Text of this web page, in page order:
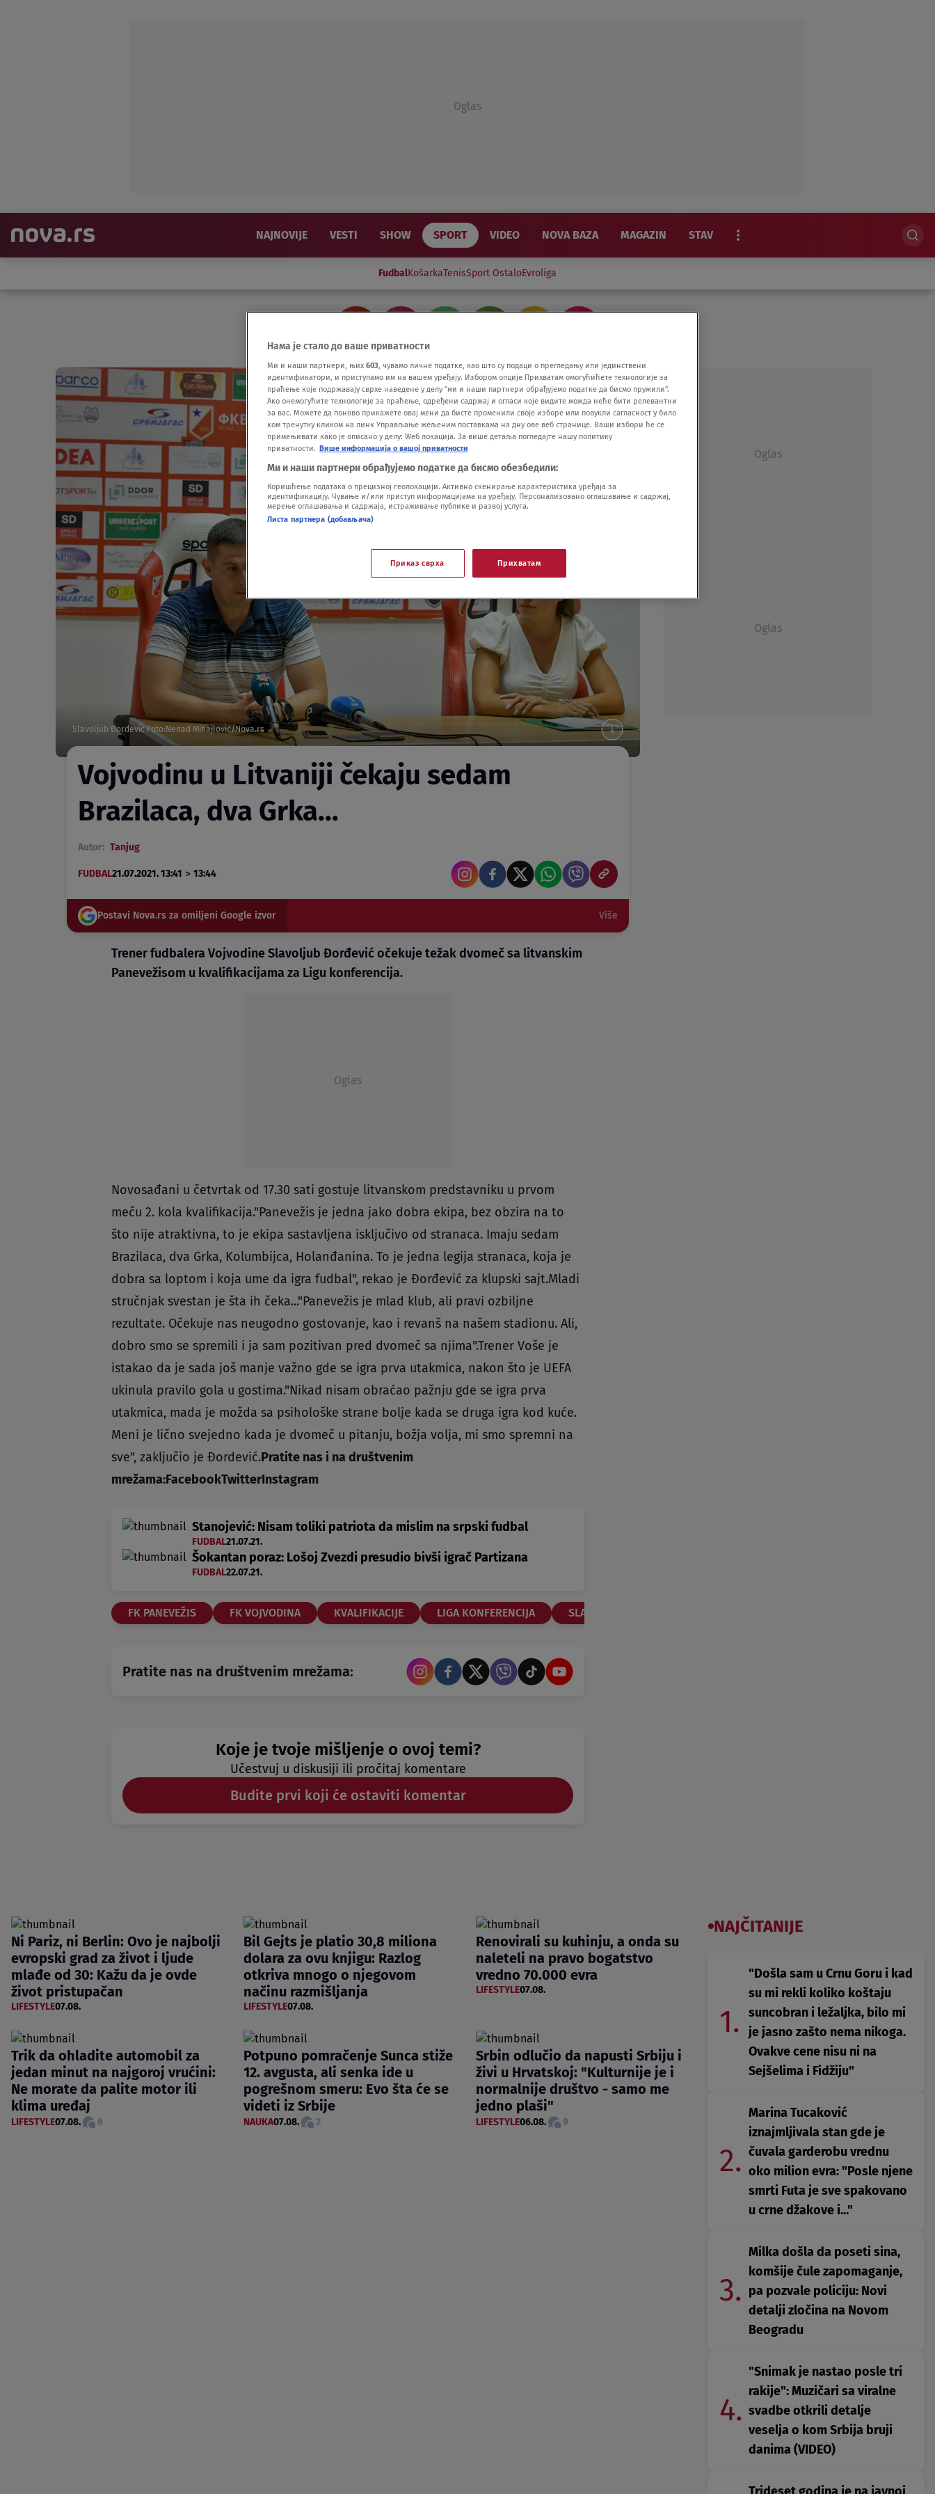
Oglas
NAJNOVIJE VESTI SHOW SPORT VIDEO NOVA BAZA MAGAZIN STAV
FudbalKošarkaTenisSport OstaloEvroliga
Slavoljub Đorđević Foto:Nenad Mihajlović/Nova.rs
Vojvodinu u Litvaniji čekaju sedam
Brazilaca, dva Grka...
Autor: Tanjug
FUDBAL21.07.2021. 13:41 > 13:44
Postavi Nova.rs za omiljeni Google izvor Više
Trener fudbalera Vojvodine Slavoljub Ðorđević očekuje težak dvomeč sa litvanskim
Panevežisom u kvalifikacijama za Ligu konferencija.
Oglas
Novosađani u četvrtak od 17.30 sati gostuje litvanskom predstavniku u prvom
meču 2. kola kvalifikacija."Panevežis je jedna jako dobra ekipa, bez obzira na to
što nije atraktivna, to je ekipa sastavljena isključivo od stranaca. Imaju sedam
Brazilaca, dva Grka, Kolumbijca, Holanđanina. To je jedna legija stranaca, koja je
dobra sa loptom i koja ume da igra fudbal", rekao je Ðorđević za klupski sajt.Mladi
stručnjak svestan je šta ih čeka..."Panevežis je mlad klub, ali pravi ozbiljne
rezultate. Očekuje nas neugodno gostovanje, kao i revanš na našem stadionu. Ali,
dobro smo se spremili i ja sam pozitivan pred dvomeč sa njima".Trener Voše je
istakao da je sada još manje važno gde se igra prva utakmica, nakon što je UEFA
ukinula pravilo gola u gostima."Nikad nisam obraćao pažnju gde se igra prva
utakmica, mada je možda sa psihološke strane bolje kada se druga igra kod kuće.
Meni je lično svejedno kada je dvomeč u pitanju, božja volja, mi smo spremni na
sve", zaključio je Ðordević.Pratite nas i na društvenim
mrežama:FacebookTwitterInstagram
Stanojević: Nisam toliki patriota da mislim na srpski fudbal
FUDBAL21.07.21.
Šokantan poraz: Lošoj Zvezdi presudio bivši igrač Partizana
FUDBAL22.07.21.
FK PANEVEŽIS FK VOJVODINA KVALIFIKACIJE LIGA KONFERENCIJA SLAVOLJUB ÐORĐEVIĆ
Pratite nas na društvenim mrežama:
Koje je tvoje mišljenje o ovoj temi?
Učestvuj u diskusiji ili pročitaj komentare
Budite prvi koji će ostaviti komentar
Oglas
Oglas
Ni Pariz, ni Berlin: Ovo je najbolji
evropski grad za život i ljude
mlađe od 30: Kažu da je ovde
život pristupačan
LIFESTYLE07.08.
Bil Gejts je platio 30,8 miliona
dolara za ovu knjigu: Razlog
otkriva mnogo o njegovom
načinu razmišljanja
LIFESTYLE07.08.
Renovirali su kuhinju, a onda su
naleteli na pravo bogatstvo
vredno 70.000 evra
LIFESTYLE07.08.
Trik da ohladite automobil za
jedan minut na najgoroj vrućini:
Ne morate da palite motor ili
klima uređaj
LIFESTYLE07.08. 6
Potpuno pomračenje Sunca stiže
12. avgusta, ali senka ide u
pogrešnom smeru: Evo šta će se
videti iz Srbije
NAUKA07.08. 2
Srbin odlučio da napusti Srbiju i
živi u Hrvatskoj: "Kulturnije je i
normalnije društvo - samo me
jedno plaši"
LIFESTYLE06.08. 9
NAJČITANIJE
1.
"Došla sam u Crnu Goru i kad
su mi rekli koliko koštaju
suncobran i ležaljka, bilo mi
je jasno zašto nema nikoga.
Ovakve cene nisu ni na
Sejšelima i Fidžiju"
2.
Marina Tucaković
iznajmljivala stan gde je
čuvala garderobu vrednu
oko milion evra: "Posle njene
smrti Futa je sve spakovano
u crne džakove i..."
3.
Milka došla da poseti sina,
komšije čule zapomaganje,
pa pozvale policiju: Novi
detalji zločina na Novom
Beogradu
4.
"Snimak je nastao posle tri
rakije": Muzičari sa viralne
svadbe otkrili detalje
veselja o kom Srbija bruji
danima (VIDEO)
Нама је стало до ваше приватности
Ми и наши партнери, њих 603, чувамо личне податке, као што су подаци о прегледању или јединствени
идентификатори, и приступамо им на вашем уређају. Избором опције Прихватам омогућићете технологије за
праћење које подржавају сврхе наведене у делу "ми и наши партнери обрађујемо податке да бисмо пружили".
Ако онемогућите технологије за праћење, одређени садржај и огласи које видите можда неће бити релевантни
за вас. Можете да поново прикажете овај мени да бисте променили своје изборе или повукли сагласност у било
ком тренутку кликом на линк Управљање жељеним поставкама на дну ове веб странице. Ваши избори ће се
примењивати како је описано у делу: Wеб локација. За више детаља погледајте нашу политику
приватности. Више информација о вашој приватности
Ми и наши партнери обрађујемо податке да бисмо обезбедили:
Коришћење података о прецизној геолокацији. Активно скенирање карактеристика уређаја за
идентификацију. Чување и/или приступ информацијама на уређају. Персонализовано оглашавање и садржај,
мерење оглашавања и садржаја, истраживање публике и развој услуга.
Листа партнера (добављача)
Приказ сврха Прихватам